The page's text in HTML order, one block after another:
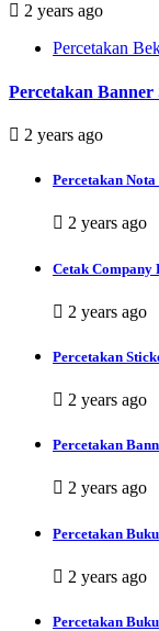
2 years ago
Percetakan
Percetakan
2 years ago
Percetakan
2 years ago
Cetak Company
2 years ago
Percetakan
2 years ago
Percetakan
2 years ago
Percetakan
2 years ago
Percetakan